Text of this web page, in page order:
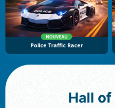
NOUVEAU
Police Traffic Racer
Hall of